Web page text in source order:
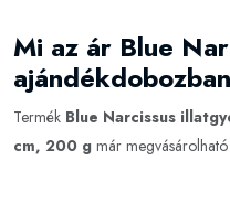
Mi az ár Blue
Termék Blue Narcissus
cm, 200 g már